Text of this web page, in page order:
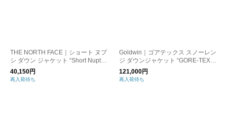
THE NORTH FACE｜ショート ヌプ
シ ダウン ジャケット “Short Nuptse
Jacket” ndw92555 コート アウター
40,150円
再入荷待ち
Goldwin｜ゴアテックス スノーレン
ジ ダウンジャケット “GORE-TEX S
now Range Down M/L Jacket” gl25
341
121,000円
再入荷待ち